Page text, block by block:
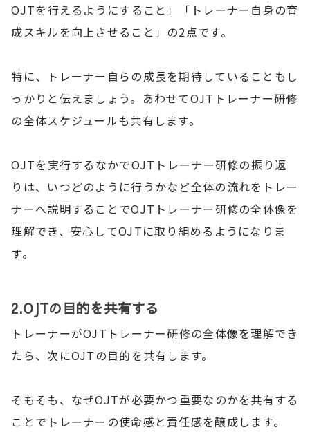
OJTを行えるようにすること」「トレーナー自身の育
成スキルを向上させること」の2点です。
特に、トレーナー自らの成長を期待していることもし
っかりと伝えましょう。あわせてOJTトレーナー研修
の全体スケジュールも共有します。
OJTを実行するなかでOJTトレーナー研修の振り返
りは、いつどのように行うかなど全体の流れをトレー
ナーへ説明することでOJTトレーナー研修の全体像を
理解でき、安心してOJTに取り組めるようになりま
す。
2.OJTの目的を共有する
トレーナーがOJTトレーナー研修の全体像を理解でき
たら、次にOJTの目的を共有します。
そもそも、なぜOJTが必要かつ重要なのかを共有する
ことでトレーナーの使命感と責任感を醸成します。